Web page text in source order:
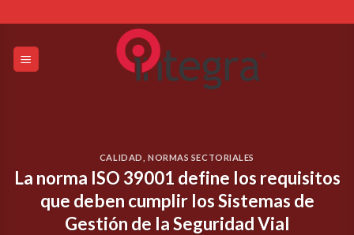
to
content
CALIDAD NORMAS SECTORIALES
La norma ISO 39001 define los requisitos
que deben cumplir los Sistemas de
Gestión de la Seguridad Vial